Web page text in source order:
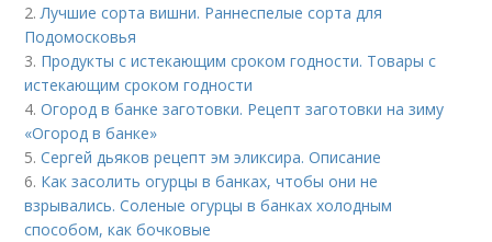
2.Лучшие сорта вишни. Раннеспелые сорта для
Подомосковья
3. Продукты с истекающим сроком годности. Товары с
истекающим сроком годности
4.Огород в банке заготовки. Рецепт заготовки на зиму
«Огород в банке»
5.Сергей дьяков рецепт эм эликсира. Описание
6. Как засолить огурцы в банках, чтобы они не
взрывались. Соленые огурцы в банках холодным
способом, как бочковые